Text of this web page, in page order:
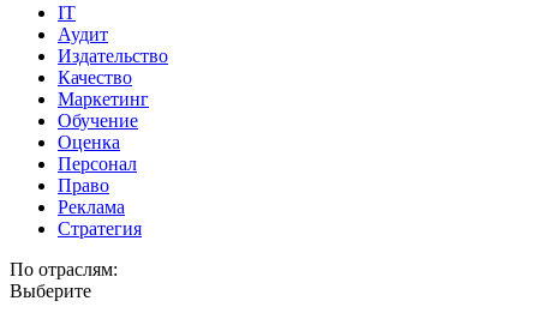
IT
Аудит
Издательство
Качество
Маркетинг
Обучение
Оценка
Персонал
Право
Реклама
Стратегия
По отраслям:
Выберите